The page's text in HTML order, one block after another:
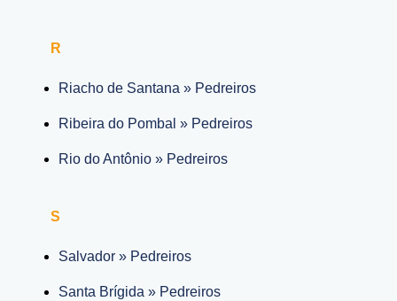
R
Riacho de Santana » Pedreiros
Ribeira do Pombal » Pedreiros
Rio do Antônio » Pedreiros
S
Salvador » Pedreiros
Santa Brígida » Pedreiros